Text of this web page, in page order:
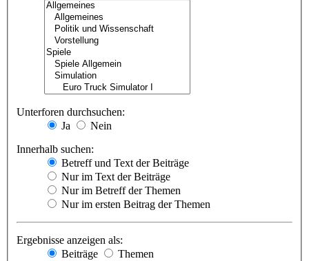
Unterforen durchsuchen:
Ja
Nein
Innerhalb suchen:
Betreff und Text der Beiträge
Nur im Text der Beiträge
Nur im Betreff der Themen
Nur im ersten Beitrag der Themen
Ergebnisse anzeigen als:
Beiträge
Themen